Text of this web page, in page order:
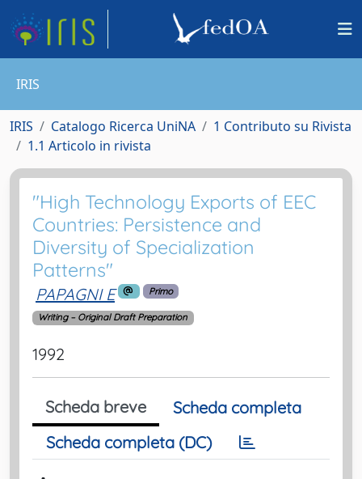
IRIS
IRIS Catalogo Ricerca UniNA
1 Contributo su Rivista
1.1 Articolo in rivista
"High Technology Exports of EEC
Countries: Persistence and
Diversity of Specialization
Patterns"
PAPAGNI E Primo
Writing – Original Draft Preparation
1992
Scheda breve
Scheda completa
Scheda completa (DC)